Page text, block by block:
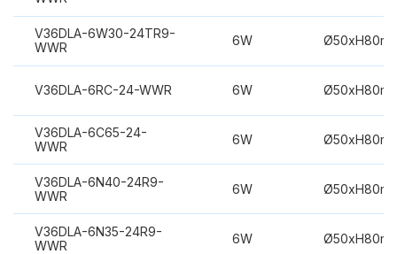
V36DLA-6W30-24TR9-
WWR
6W
V36DLA-6RC-24-WWR 6W
V36DLA-6C65-24-
WWR
6W
V36DLA-6N40-24R9-
WWR
6W
V36DLA-6N35-24R9-
WWR
6W